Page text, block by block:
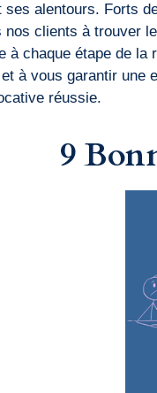
ses alentours. Forts
nos clients à trouver
à chaque étape de
à vous garantir une
réussie.
9